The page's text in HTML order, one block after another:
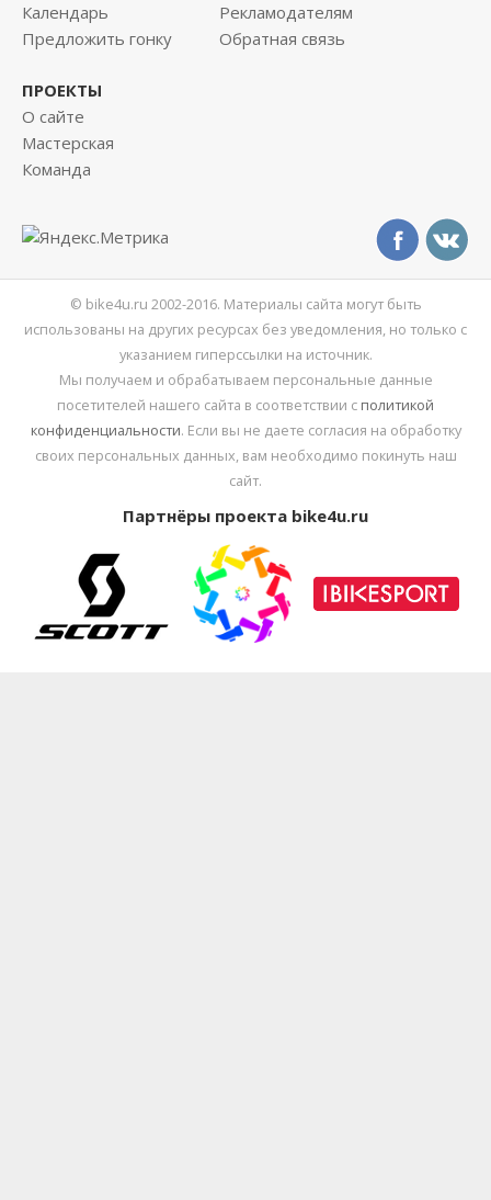
Календарь
Предложить гонку
Рекламодателям
Обратная связь
ПРОЕКТЫ
О сайте
Мастерская
Команда
© bike4u.ru 2002-2016. Материалы сайта могут быть
использованы на других ресурсах без уведомления, но только с
указанием гиперссылки на источник.
Мы получаем и обрабатываем персональные данные
посетителей нашего сайта в соответствии с политикой
конфиденциальности. Если вы не даете согласия на обработку
своих персональных данных, вам необходимо покинуть наш
сайт.
Партнёры проекта bike4u.ru